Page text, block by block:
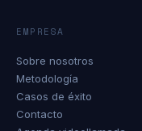
EMPRESA
Sobre nosotros
Metodología
Casos de éxito
Contacto